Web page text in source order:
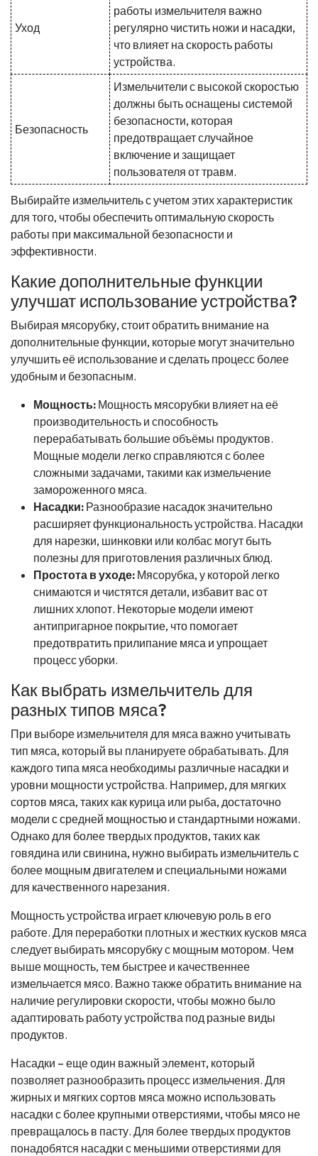
Уход
работы измельчителя важно
регулярно чистить ножи и насадки,
что влияет на скорость работы
устройства.
Безопасность
Измельчители с высокой скоростью
должны быть оснащены системой
безопасности, которая
предотвращает случайное
включение и защищает
пользователя от травм.
Выбирайте измельчитель с учетом этих характеристик
для того, чтобы обеспечить оптимальную скорость
работы при максимальной безопасности и
эффективности.
Какие дополнительные функции
улучшат использование устройства?
Выбирая мясорубку, стоит обратить внимание на
дополнительные функции, которые могут значительно
улучшить её использование и сделать процесс более
удобным и безопасным.
Мощность: Мощность мясорубки влияет на её
производительность и способность
перерабатывать большие объёмы продуктов.
Мощные модели легко справляются с более
сложными задачами, такими как измельчение
замороженного мяса.
Насадки: Разнообразие насадок значительно
расширяет функциональность устройства. Насадки
для нарезки, шинковки или колбас могут быть
полезны для приготовления различных блюд.
Простота в уходе: Мясорубка, у которой легко
снимаются и чистятся детали, избавит вас от
лишних хлопот. Некоторые модели имеют
антипригарное покрытие, что помогает
предотвратить прилипание мяса и упрощает
процесс уборки.
Как выбрать измельчитель для
разных типов мяса?
При выборе измельчителя для мяса важно учитывать
тип мяса, который вы планируете обрабатывать. Для
каждого типа мяса необходимы различные насадки и
уровни мощности устройства. Например, для мягких
сортов мяса, таких как курица или рыба, достаточно
модели с средней мощностью и стандартными ножами.
Однако для более твердых продуктов, таких как
говядина или свинина, нужно выбирать измельчитель с
более мощным двигателем и специальными ножами
для качественного нарезания.
Мощность устройства играет ключевую роль в его
работе. Для переработки плотных и жестких кусков мяса
следует выбирать мясорубку с мощным мотором. Чем
выше мощность, тем быстрее и качественнее
измельчается мясо. Важно также обратить внимание на
наличие регулировки скорости, чтобы можно было
адаптировать работу устройства под разные виды
продуктов.
Насадки – еще один важный элемент, который
позволяет разнообразить процесс измельчения. Для
жирных и мягких сортов мяса можно использовать
насадки с более крупными отверстиями, чтобы мясо не
превращалось в пасту. Для более твердых продуктов
понадобятся насадки с меньшими отверстиями для